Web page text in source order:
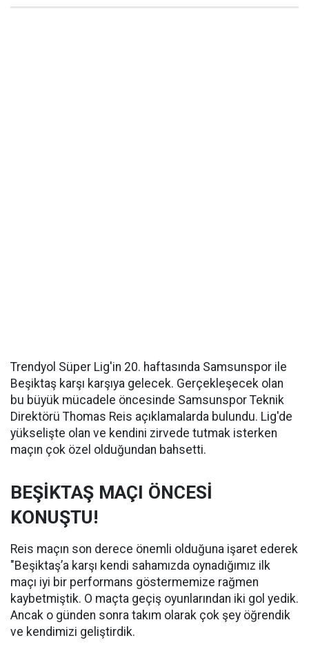
Trendyol Süper Lig'in 20. haftasında Samsunspor ile
Beşiktaş karşı karşıya gelecek. Gerçekleşecek olan
bu büyük mücadele öncesinde Samsunspor Teknik
Direktörü Thomas Reis açıklamalarda bulundu. Lig'de
yükselişte olan ve kendini zirvede tutmak isterken
maçın çok özel olduğundan bahsetti.
BEŞİKTAŞ MAÇI ÖNCESİ
KONUŞTU!
Reis maçın son derece önemli olduğuna işaret ederek
"Beşiktaş’a karşı kendi sahamızda oynadığımız ilk
maçı iyi bir performans göstermemize rağmen
kaybetmiştik. O maçta geçiş oyunlarından iki gol yedik.
Ancak o günden sonra takım olarak çok şey öğrendik
ve kendimizi geliştirdik.